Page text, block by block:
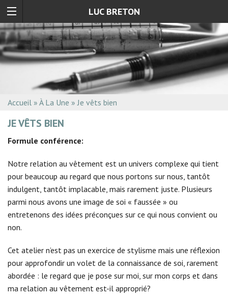
LUC BRETON
Accueil » À La Une »Je vêts bien
JE VÊTS BIEN
Formule conférence:
Notre relation au vêtement est un univers complexe qui tient
pour beaucoup au regard que nous portons sur nous, tantôt
indulgent, tantôt implacable, mais rarement juste. Plusieurs
parmi nous avons une image de soi « faussée » ou
entretenons des idées préconçues sur ce qui nous convient ou
non.
Cet atelier n’est pas un exercice de stylisme mais une réflexion
pour approfondir un volet de la connaissance de soi, rarement
abordée : le regard que je pose sur moi, sur mon corps et dans
ma relation au vêtement est-il approprié?